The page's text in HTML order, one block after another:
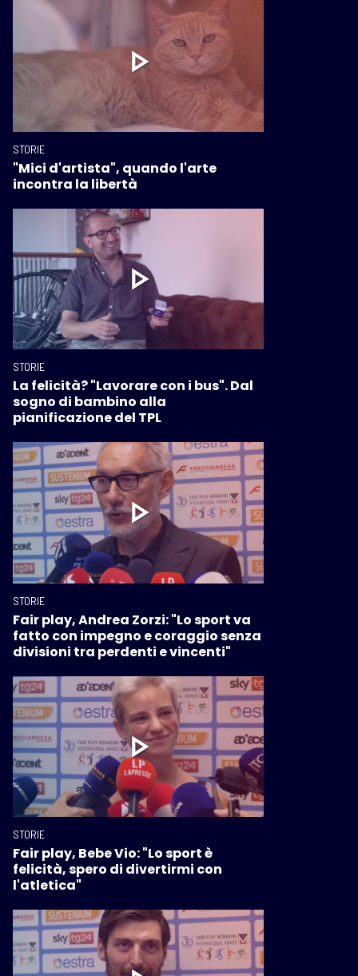
STORIE
"Mici d'artista", quando l'arte
incontra la libertà
STORIE
La felicità? "Lavorare con i bus". Dal
sogno di bambino alla
pianificazione del TPL
STORIE
Fair play, Andrea Zorzi: "Lo sport va
fatto con impegno e coraggio senza
divisioni tra perdenti e vincenti"
STORIE
Fair play, Bebe Vio: "Lo sport è
felicità, spero di divertirmi con
l'atletica"